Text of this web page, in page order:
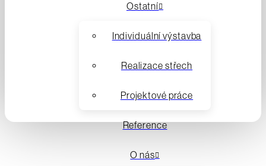
Ostatní
Individuální výstavba
Realizace střech
Projektové práce
Reference
O nás